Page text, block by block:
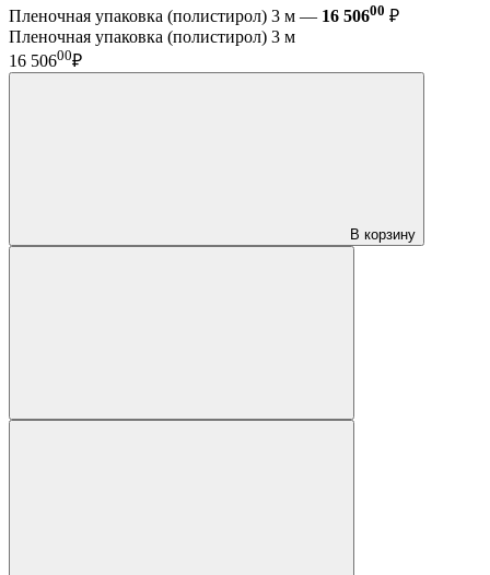
Пленочная упаковка (полистирол) 3 м — 16 50600 ₽
Пленочная упаковка (полистирол) 3 м
16 50600₽
В корзину